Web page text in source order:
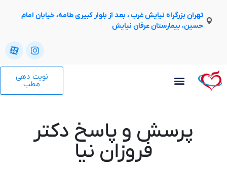
تهران بزرگراه نیایش غرب ، بعد از بلوار کبیری طامه، خیابان امام
حسین، بیمارستان عرفان نیایش
نوبت دهی
پرسش و پاسخ دکتر
فروزان نیا